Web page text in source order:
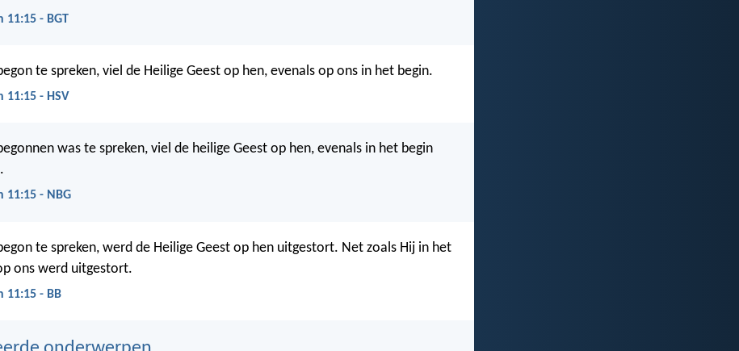
11:15 - BGT
te spreken, viel de Heilige Geest op hen, evenals op ons in het begin.
11:15 - HSV
was te spreken, viel de heilige Geest op hen, evenals in het begin
11:15 - NBG
te spreken, werd de Heilige Geest op hen uitgestort. Net zoals Hij in het
ons werd uitgestort.
11:15 - BB